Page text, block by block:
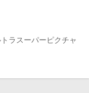
ラスーパーピクチャ